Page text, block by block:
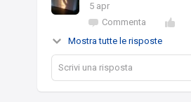
5 apr
Commenta
Mostra tutte le risposte
Scrivi una risposta